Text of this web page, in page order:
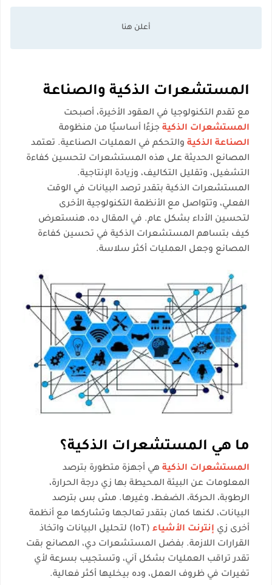
المستشعرات الذكية والصناعة
مع تقدم التكنولوجيا في العقود الأخيرة، أصبحت
المستشعرات الذكية جزءًا أساسيًا من منظومة
الصناعة الذكية والتحكم في العمليات الصناعية. تعتمد
المصانع الحديثة على هذه المستشعرات لتحسين كفاءة
التشغيل، وتقليل التكاليف، وزيادة الإنتاجية.
المستشعرات الذكية بتقدر ترصد البيانات في الوقت
الفعلي، وتتواصل مع الأنظمة التكنولوجية الأخرى
لتحسين الأداء بشكل عام. في المقال ده، هنستعرض
كيف بتساهم المستشعرات الذكية في تحسين كفاءة
المصانع وجعل العمليات أكثر سلاسة.
ما هي المستشعرات الذكية؟
المستشعرات الذكية هي أجهزة متطورة بترصد
المعلومات عن البيئة المحيطة بها زي درجة الحرارة،
الرطوبة، الحركة، الضغط، وغيرها. مش بس بترصد
البيانات، لكنها كمان بتقدر تعالجها وتشاركها مع أنظمة
أخرى زي إنترنت الأشياء
(IoT) لتحليل البيانات واتخاذ
القرارات اللازمة. بفضل المستشعرات دي، المصانع بقت
تقدر تراقب العمليات بشكل آني، وتستجيب بسرعة لأي
تغيرات في ظروف العمل، وده بيخليها أكثر فعالية.